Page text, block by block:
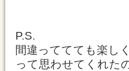
P.S.
間違っててても楽し
って思わせてくれた